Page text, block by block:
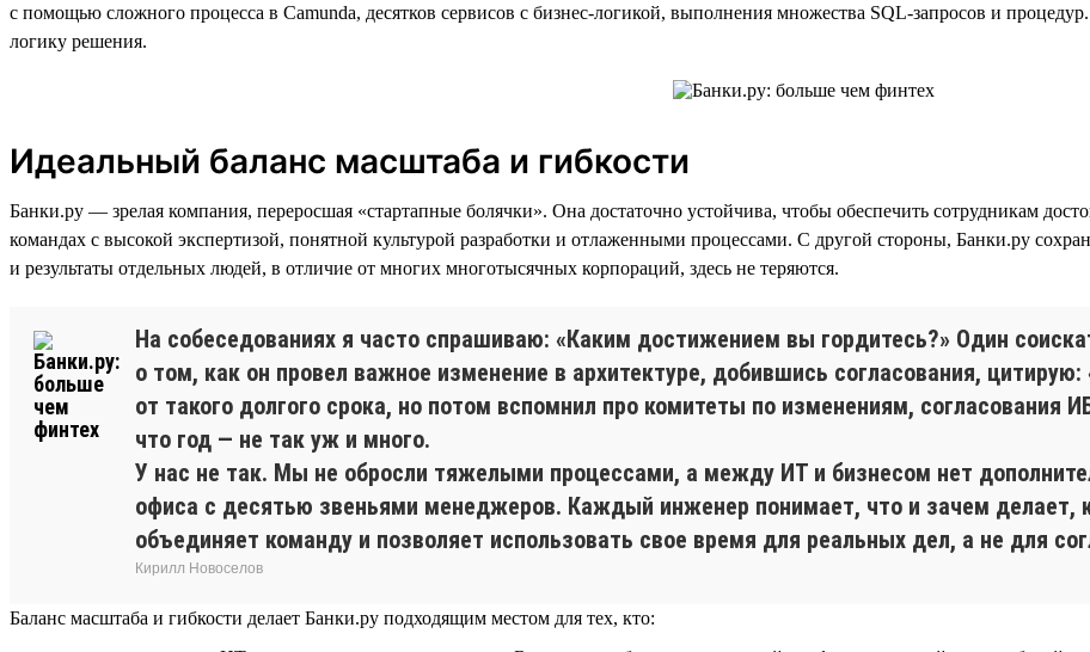
с помощью сложного процесса в Camunda, десятков сервисов с бизнес-логикой, выполнения множества SQL-запросов и
логику решения.
Идеальный баланс масштаба и гибкости
Банки.ру — зрелая компания, переросшая «стартапные болячки». Она достаточно устойчива, чтобы обеспечить сотрудникам
командах с высокой экспертизой, понятной культурой разработки и отлаженными процессами. С другой стороны, Банки.ру
и результаты отдельных людей, в отличие от многих многотысячных корпораций, здесь не теряются.
На собеседованиях я часто спрашиваю: «Каким достижением вы гордитесь?» Один
о том, как он провел важное изменение в архитектуре, добившись согласования,
от такого долгого срока, но потом вспомнил про комитеты по изменениям, согласования
что год — не так уж и много.
У нас не так. Мы не обросли тяжелыми процессами, а между ИТ и бизнесом нет
офиса с десятью звеньями менеджеров. Каждый инженер понимает, что и зачем делает,
объединяет команду и позволяет использовать свое время для реальных дел, а не для
Кирилл Новоселов
Баланс масштаба и гибкости делает Банки.ру подходящим местом для тех, кто: